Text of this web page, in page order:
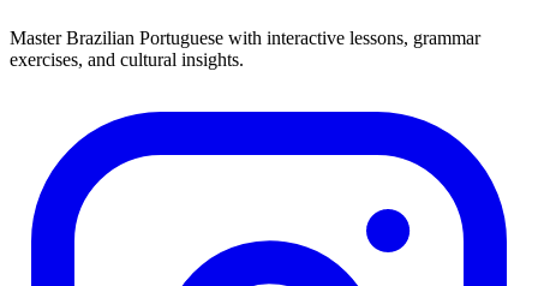
Master Brazilian Portuguese with interactive lessons, grammar
exercises, and cultural insights.